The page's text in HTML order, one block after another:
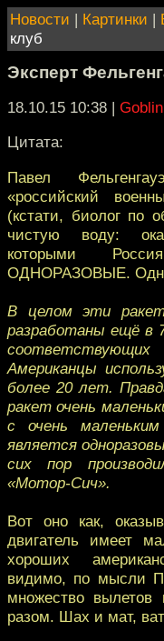
Новости | Картинки |
клуб
Эксперт
18.10.15 10:38 | Goblin
Цитата:
Павел
«российский
(кстати, биолог по
чистую воду:
которыми
ОДНОРАЗОВЫЕ.
В целом эти
разработаны ещё в
Американцы
более 20 лет.
ракет очень
с очень
является
сих пор
«Мотор-Сич».
Вот оно как,
двигатель имеет
хороших
видимо, по мысли
множество
разом. Шах и мат,